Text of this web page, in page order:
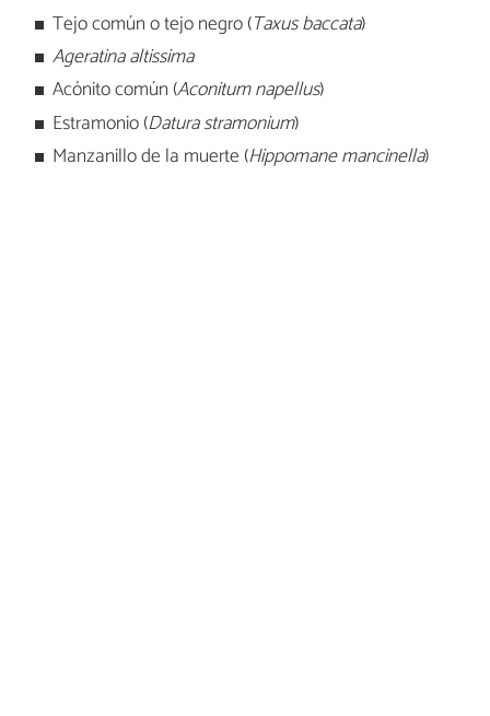
Tejo común o tejo negro (Taxus baccata)
Ageratina altissima
Acónito común (Aconitum napellus)
Estramonio (Datura stramonium)
Manzanillo de la muerte (Hippomane mancinella)